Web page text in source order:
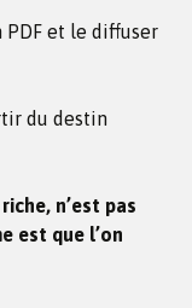
PDF et le diffuser
du destin
n’est pas
est que l’on